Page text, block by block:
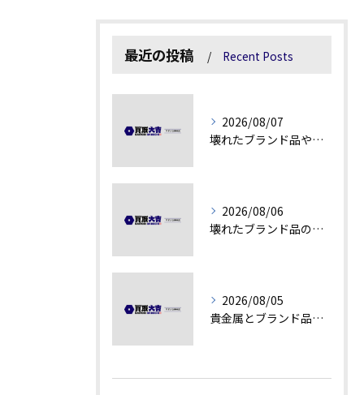
最近の投稿 Recent Posts
2026/08/07
壊れたブランド品や古物の価値を見極める秘訣
2026/08/06
壊れたブランド品の価値を見極める技術とは
2026/08/05
貴金属とブランド品の価値変動を見極める方法